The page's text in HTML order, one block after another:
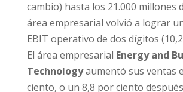
cambio) hasta los 21.000 millones
área empresarial volvió a lograr
EBIT operativo de dos dígitos
El área empresarial Energy and
Technologyaumentó sus ventas
ciento, o un 8,8 por ciento